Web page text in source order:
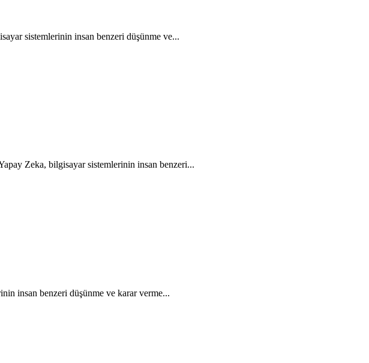
sistemlerinin insan benzeri düşünme ve...
Zeka, bilgisayar sistemlerinin insan benzeri...
insan benzeri düşünme ve karar verme...